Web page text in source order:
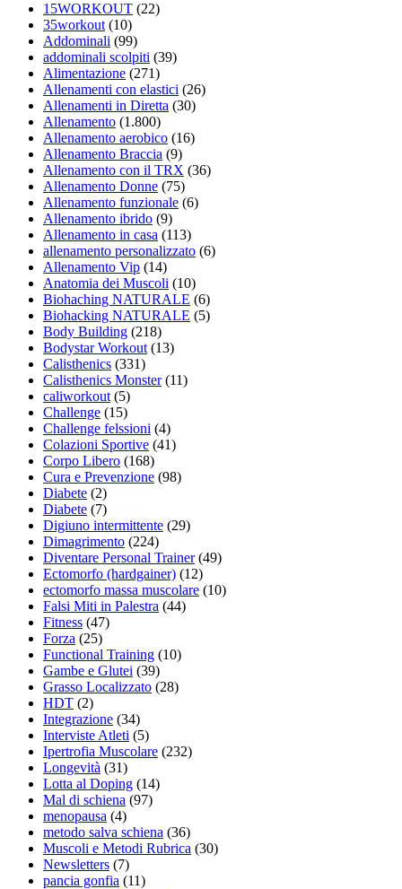
15WORKOUT (22)
35workout (10)
Addominali (99)
addominali scolpiti (39)
Alimentazione (271)
Allenamenti con elastici (26)
Allenamenti in Diretta (30)
Allenamento (1.800)
Allenamento aerobico (16)
Allenamento Braccia (9)
Allenamento con il TRX (36)
Allenamento Donne (75)
Allenamento funzionale (6)
Allenamento ibrido (9)
Allenamento in casa (113)
allenamento personalizzato (6)
Allenamento Vip (14)
Anatomia dei Muscoli (10)
Biohaching NATURALE (6)
Biohacking NATURALE (5)
Body Building (218)
Bodystar Workout (13)
Calisthenics (331)
Calisthenics Monster(11)
caliworkout (5)
Challenge (15)
Challenge felssioni (4)
Colazioni Sportive (41)
Corpo Libero (168)
Cura e Prevenzione (98)
Diabete (2)
Diabete (7)
Digiuno intermittente (29)
Dimagrimento (224)
Diventare Personal Trainer(49)
Ectomorfo (hardgainer) (12)
ectomorfo massa muscolare (10)
Falsi Miti in Palestra (44)
Fitness (47)
Forza (25)
Functional Training (10)
Gambe e Glutei (39)
Grasso Localizzato (28)
HDT (2)
Integrazione (34)
Interviste Atleti (5)
Ipertrofia Muscolare (232)
Longevità (31)
Lotta al Doping (14)
Mal di schiena (97)
menopausa (4)
metodo salva schiena (36)
Muscoli e Metodi Rubrica (30)
Newsletters (7)
pancia gonfia (11)